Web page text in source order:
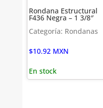
Rondana Estructural
F436 Negra – 1 3/8″
Categoría: Rondanas
$10.92 MXN
En stock